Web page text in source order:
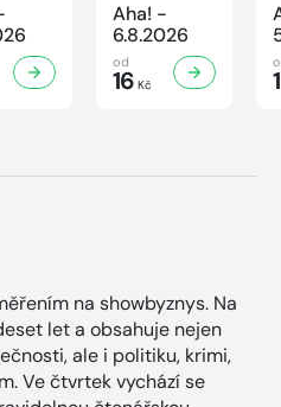
Aha! -
6.8.2026
od
16 Kč
na showbyznys. Na
let a obsahuje nejen
ale i politiku, krimi,
Ve čtvrtek vychází se